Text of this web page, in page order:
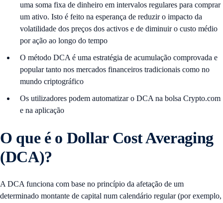
uma soma fixa de dinheiro em intervalos regulares para comprar
um ativo. Isto é feito na esperança de reduzir o impacto da
volatilidade dos preços dos activos e de diminuir o custo médio
por ação ao longo do tempo
O método DCA é uma estratégia de acumulação comprovada e
popular tanto nos mercados financeiros tradicionais como no
mundo criptográfico
Os utilizadores podem automatizar o DCA na bolsa Crypto.com
e na aplicação
O que é o Dollar Cost Averaging
(DCA)?
A DCA funciona com base no princípio da afetação de um
determinado montante de capital num calendário regular (por exemplo,